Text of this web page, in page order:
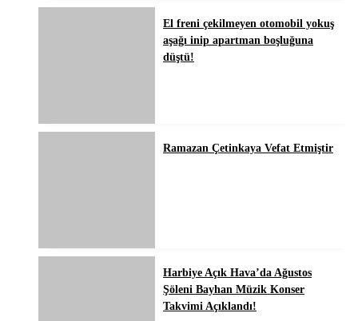
El freni çekilmeyen otomobil yokuş
aşağı inip apartman boşluğuna
düştü!
Ramazan Çetinkaya Vefat Etmiştir
Harbiye Açık Hava’da Ağustos
Şöleni Bayhan Müzik Konser
Takvimi Açıklandı!